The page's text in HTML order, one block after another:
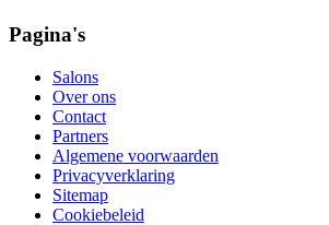
Pagina's
Salons
Over ons
Contact
Partners
Algemene voorwaarden
Privacyverklaring
Sitemap
Cookiebeleid